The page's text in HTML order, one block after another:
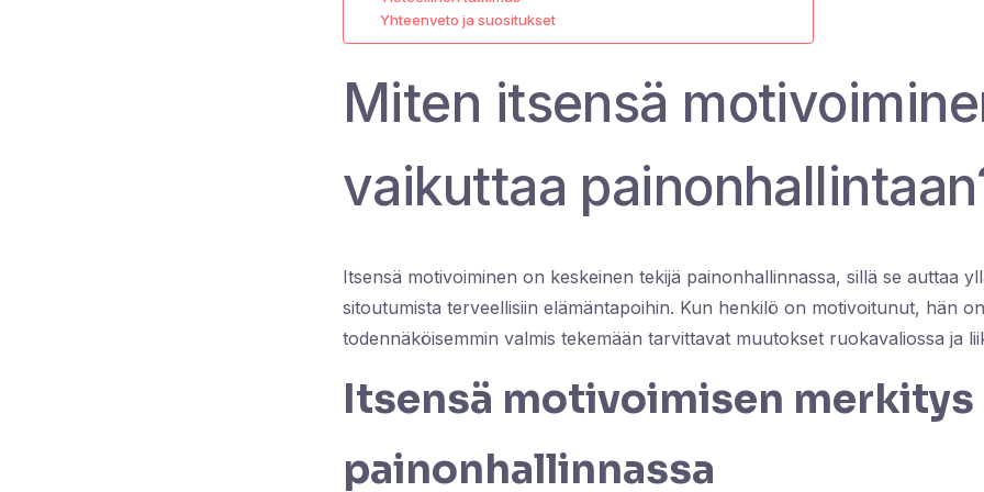
Yhteenveto ja suositukset
Miten itsensä
vaikuttaa
Itsensä motivoiminen on keskeinen tekijä painonhallinnassa, sillä se auttaa
sitoutumista terveellisiin elämäntapoihin. Kun henkilö on motivoitunut, hän on
todennäköisemmin valmis tekemään tarvittavat muutokset ruokavaliossa ja
Itsensä motivoimisen merkitys
painonhallinnassa